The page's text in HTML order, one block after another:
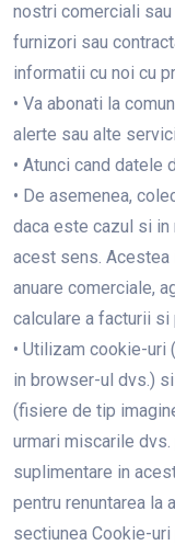
nostri comerciali
furnizori sau
informatii cu noi cu
• Va abonati la
alerte sau alte
• Atunci cand datele
• De asemenea,
daca este cazul si in
acest sens. Acestea
anuare comerciale,
calculare a facturii
• Utilizam cookie-
in browser-ul dvs.)
(fisiere de tip
urmari miscarile
suplimentare in
pentru renuntarea la
sectiunea Cookie-